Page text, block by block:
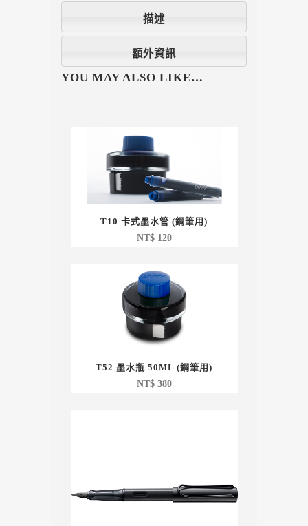
描述
額外資訊
YOU MAY ALSO LIKE…
T10 卡式墨水管 (鋼筆用)
NT$120
T52 墨水瓶 50ML (鋼筆用)
NT$380